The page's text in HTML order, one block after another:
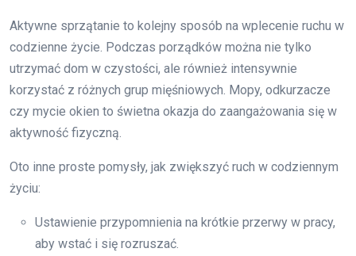
Aktywne sprzątanie to kolejny sposób na wplecenie ruchu w
codzienne życie. Podczas porządków można nie tylko
utrzymać dom w czystości, ale również intensywnie
korzystać z różnych grup mięśniowych. Mopy, odkurzacze
czy mycie okien to świetna okazja do zaangażowania się w
aktywność fizyczną.
Oto inne proste pomysły, jak zwiększyć ruch w codziennym
życiu:
Ustawienie przypomnienia na krótkie przerwy w pracy,
aby wstać i się rozruszać.